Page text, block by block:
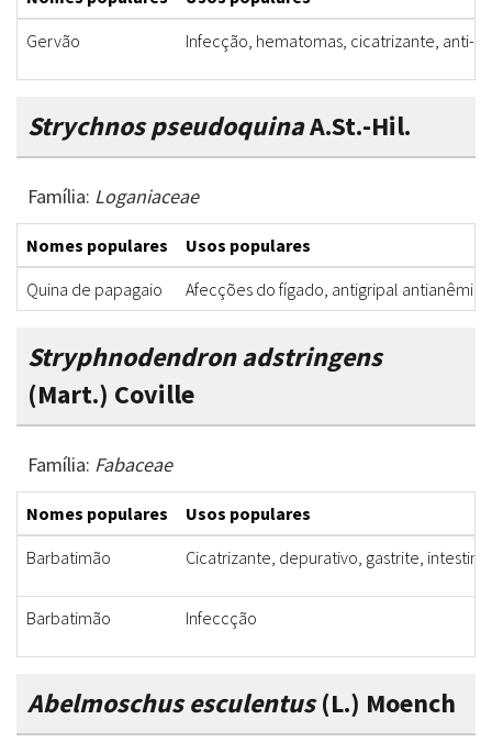
Gervão
Infecção, hematomas, cicatrizante, anti-
Strychnos pseudoquinaA.St.-Hil.
Família: Loganiaceae
Nomes populares
Usos populares
Quina de papagaio
Afecções do fígado, antigripal
Stryphnodendron adstringens
(Mart.) Coville
Família: Fabaceae
Nomes populares
Usos populares
Barbatimão
Cicatrizante, depurativo, gastrite,
Barbatimão Infeccção
Abelmoschus esculentus(L.) Moench